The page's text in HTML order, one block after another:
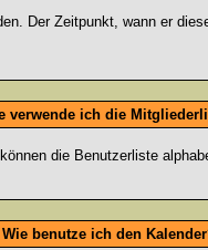
Der Zeitpunkt, wann er
verwende ich die
die Benutzerliste
Wie benutze ich den